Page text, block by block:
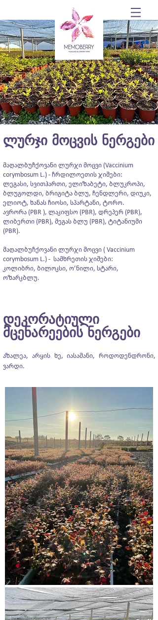
ლურჯი მოცვის ნერგები
მაღალბუჩქოვანი ლურჯი მოცვი (Vaccinium
corymbosum L.) - ჩრდილოეთის ჯიშები:
ლეგასი, სვითჰართი, ელიზაბეტი, ბლუკროპი,
ბლუგოლდი, ბრიგიტა ბლუ, ჩენდლერი, დიუკი,
ელიოტ, ხანას ჩიოსი, სპარტანი, ტორო.
ავრორა (PBR ), ლაკიფსო (PBR), დრეპერ (PBR),
ლიბერთი (PBR), მეგას ბლუ (PBR), ტიტანიუმი
(PBR).
მაღალბუჩქოვანი ლურჯი მოცვი ( Vaccinium
corymbosum L.) - სამხრეთის ჯიშები:
კოლიბრი, ბილოკსი, ო’ნილი, სტარი,
ოზარკბლუ.
დეკორატიული
მცენარეების ნერგები
აზალეა, არყის ხე, იასამანი, როდოდენდრონი,
ვარდი.